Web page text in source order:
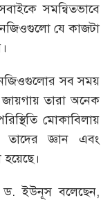
সমন্বিতভাবে
যে কাজটা
সব সময়
তারা অনেক
মোকাবিলায়
তাদের জ্ঞান এবং
ড. ইউনূস বলেছেন,